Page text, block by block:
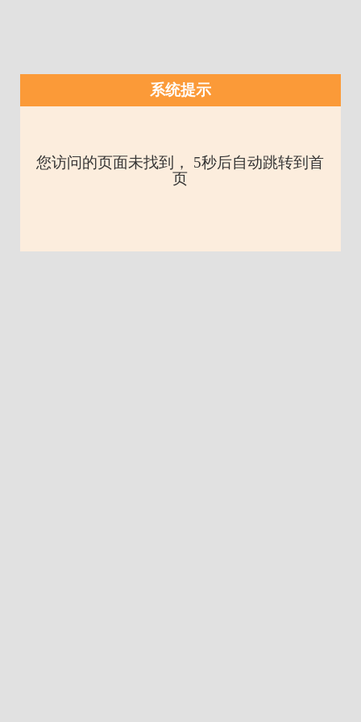
系统提示
您访问的页面未找到， 5秒后自动跳转到首
页